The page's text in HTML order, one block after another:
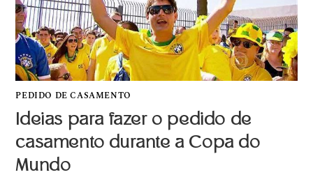
PEDIDO DE CASAMENTO
Ideias para fazer o pedido de
casamento durante a Copa do
Mundo